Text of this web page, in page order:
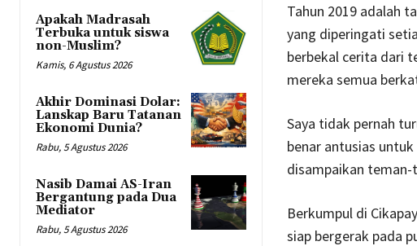
Apakah Madrasah
Terbuka untuk siswa
non-Muslim?
Kamis, 6 Agustus 2026
Akhir Dominasi Dolar:
Lanskap Baru Tatanan
Ekonomi Dunia?
Rabu, 5 Agustus 2026
Nasib Damai AS-Iran
Bergantung pada Dua
Mediator
Rabu, 5 Agustus 2026
Tahun 2019 adalah
yang diperingati
berbekal cerita dari
mereka semua
Saya tidak pernah
benar antusias
disampaikan teman-
Berkumpul di
siap bergerak pada